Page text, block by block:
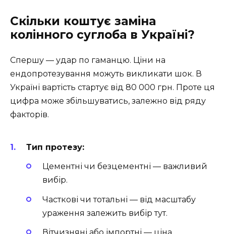
Скільки коштує заміна
колінного суглоба в Україні?
Спершу — удар по гаманцю. Ціни на
ендопротезування можуть викликати шок. В
Україні вартість стартує від 80 000 грн. Проте ця
цифра може збільшуватись, залежно від ряду
факторів.
Тип протезу:
Цементні чи безцементні — важливий
вибір.
Часткові чи тотальні — від масштабу
ураження залежить вибір тут.